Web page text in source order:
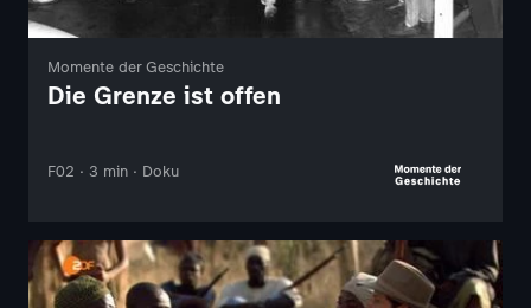
Momente der Geschichte
Die Grenze ist offen
F02 · 3 min · Doku